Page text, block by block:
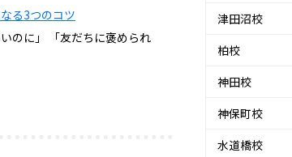
る3つのコツ
のに」 「友だちに褒められ
津田沼校
柏校
神田校
神保町校
水道橋校